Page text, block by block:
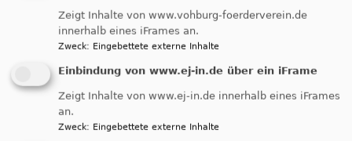
Gemeindefest 2014:
Ein großartiger Tag!
Wir durften heute einen wunderbaren Tag beim
Zeigt Inhalte von www.vohburg-foerderverein.de
innerhalb eines iFrames an.
Zweck: Eingebettete externe Inhalte
Einbindung von www.ej-in.de über ein iFrame
Zeigt Inhalte von www.ej-in.de innerhalb eines iFrames
an.
Zweck: Eingebettete externe Inhalte